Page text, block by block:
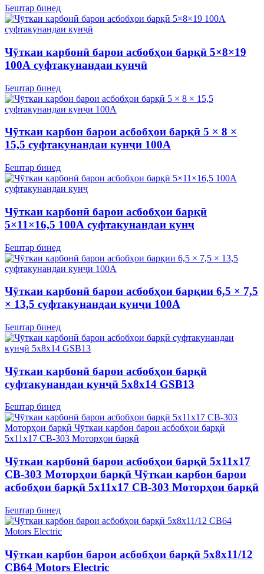
Бештар бинед
Чӯткаи карбонӣ барои асбобҳои барқӣ 5×8×19
100А суфтакунандаи кунҷӣ
Бештар бинед
Чӯткаи карбон барои асбобҳои барқӣ 5 × 8 ×
15,5 суфтакунандаи кунҷи 100А
Бештар бинед
Чӯткаи карбонӣ барои асбобҳои барқӣ
5×11×16,5 100А суфтакунандаи кунҷ
Бештар бинед
Чӯткаи карбонӣ барои асбобҳои барқии 6,5 × 7,5
× 13,5 суфтакунандаи кунҷи 100А
Бештар бинед
Чӯткаи карбонӣ барои асбобҳои барқӣ
суфтакунандаи кунҷӣ 5x8x14 GSB13
Бештар бинед
Чӯткаи карбонӣ барои асбобҳои барқӣ 5x11x17
CB-303 Моторҳои барқӣ Чӯткаи карбон барои
асбобҳои барқӣ 5x11x17 CB-303 Моторҳои барқӣ
Бештар бинед
Чӯткаи карбон барои асбобҳои барқӣ 5x8x11/12
CB64 Motors Electric